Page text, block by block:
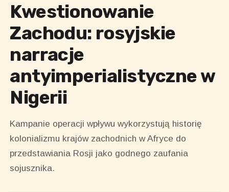
Kwestionowanie
Zachodu: rosyjskie
narracje
antyimperialistyczne w
Nigerii
Kampanie operacji wpływu wykorzystują historię
kolonializmu krajów zachodnich w Afryce do
przedstawiania Rosji jako godnego zaufania
sojusznika.